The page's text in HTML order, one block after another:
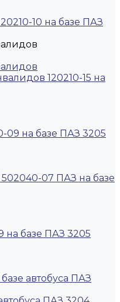
10 на базе ПАЗ
120210-15 на
09 на базе ПАЗ 3205
07 ПАЗ на базе
на базе ПАЗ 3205
автобуса ПАЗ